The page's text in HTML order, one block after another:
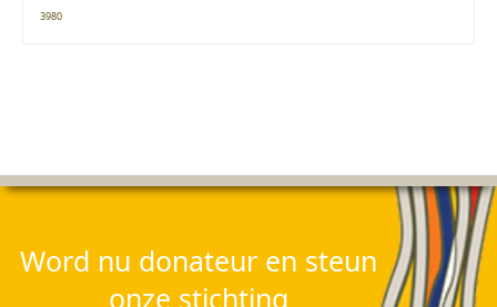
3980
Word nu donateur en steun
onze stichting